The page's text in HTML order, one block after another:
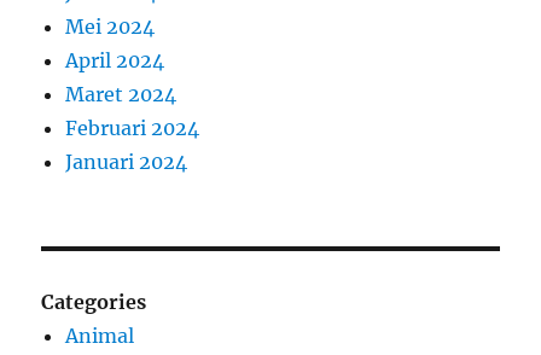
Mei 2024
April 2024
Maret 2024
Februari 2024
Januari 2024
Categories
Animal